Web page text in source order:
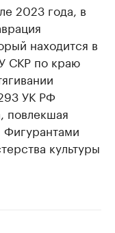
2023 года, в
находится в
СКР по краю
УК РФ
повлекшая
культуры